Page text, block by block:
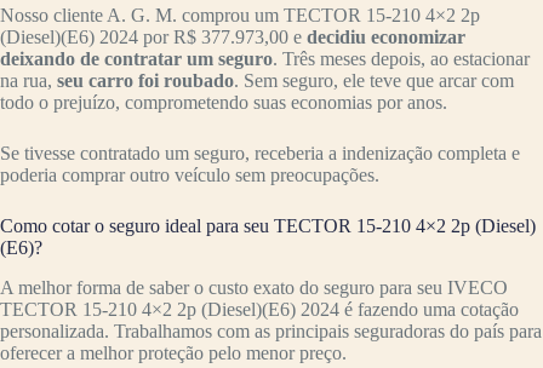
Nosso cliente A. G. M. comprou um TECTOR 15-210 4×2 2p
(Diesel)(E6) 2024 por R$ 377.973,00 e decidiu economizar
deixando de contratar um seguro. Três meses depois, ao estacionar
na rua, seu carro foi roubado. Sem seguro, ele teve que arcar com
todo o prejuízo, comprometendo suas economias por anos.
Se tivesse contratado um seguro, receberia a indenização completa e
poderia comprar outro veículo sem preocupações.
Como cotar o seguro ideal para seu TECTOR 15-210 4×2 2p (Diesel)
(E6)?
A melhor forma de saber o custo exato do seguro para seu IVECO
TECTOR 15-210 4×2 2p (Diesel)(E6) 2024 é fazendo uma cotação
personalizada. Trabalhamos com as principais seguradoras do país para
oferecer a melhor proteção pelo menor preço.